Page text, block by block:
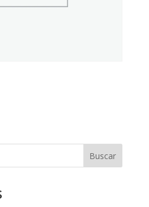
Buscar